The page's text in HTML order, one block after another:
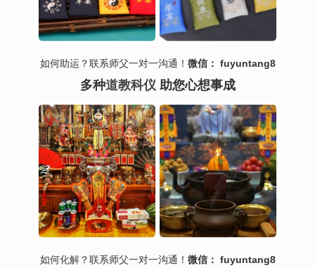
如何助运？联系师父一对一沟通！ 微信： fuyuntang8
多种道教科仪助您心想事成
如何化解？联系师父一对一沟通！ 微信： fuyuntang8